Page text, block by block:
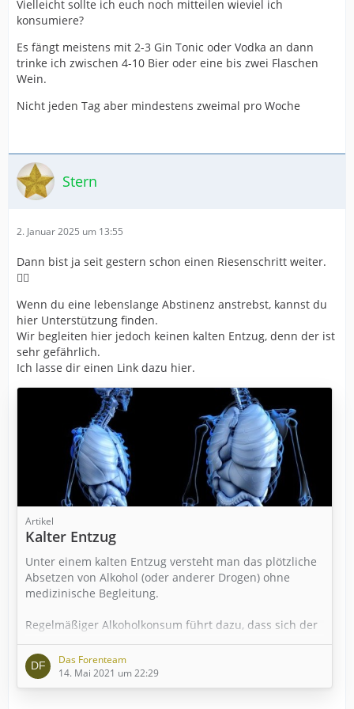
Vielleicht sollte ich euch noch mitteilen wieviel ich
konsumiere?
Es fängt meistens mit 2-3 Gin Tonic oder Vodka an dann
trinke ich zwischen 4-10 Bier oder eine bis zwei Flaschen
Wein.
Nicht jeden Tag aber mindestens zweimal pro Woche
Stern
2. Januar 2025 um 13:55
Dann bist ja seit gestern schon einen Riesenschritt weiter.
👍🏻
Wenn du eine lebenslange Abstinenz anstrebst, kannst du
hier Unterstützung finden.
Wir begleiten hier jedoch keinen kalten Entzug, denn der ist
sehr gefährlich.
Ich lasse dir einen Link dazu hier.
Artikel
Kalter Entzug
Unter einem kalten Entzug versteht man das plötzliche
Absetzen von Alkohol (oder anderer Drogen) ohne
medizinische Begleitung.
Regelmäßiger Alkoholkonsum führt dazu, dass sich der
Körper psychisch, physisch und hormonell auf den
Suchtstoff einstellt. Einmal daran gewöhnt, kann er mit
Entzugserscheinungen reagieren, wenn die Zufuhr von
Alkohol ausbleibt. Diese Entzugserscheinungen können
Das Forenteam
14. Mai 2021 um 22:29